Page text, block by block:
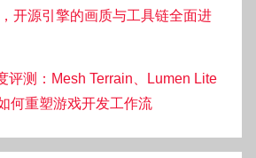
开源引擎的画质与工具链全面进
评测：Mesh Terrain、Lumen Lite
何重塑游戏开发工作流